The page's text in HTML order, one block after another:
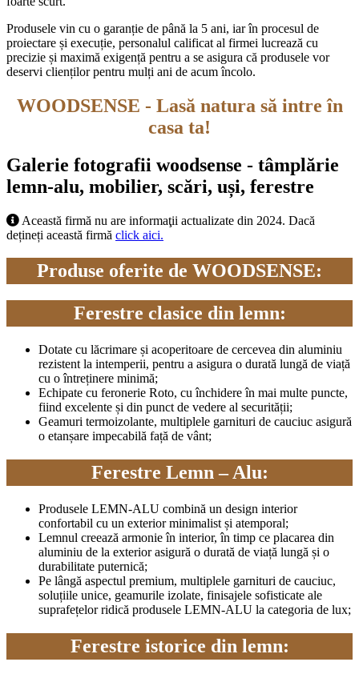
Produsele vin cu o garanție de până la 5 ani, iar în procesul de
proiectare și execuție, personalul calificat al firmei lucrează cu
precizie și maximă exigență pentru a se asigura că produsele vor
deservi clienților pentru mulți ani de acum încolo.
WOODSENSE - Lasă natura să intre în
casa ta!
Galerie fotografii woodsense - tâmplărie
lemn-alu, mobilier, scări, uși, ferestre
Această firmă nu are informaţii actualizate din 2024. Dacă
dețineți această firmă click aici.
Produse oferite de WOODSENSE:
Ferestre clasice din lemn:
Dotate cu lăcrimare și acoperitoare de cercevea din aluminiu
rezistent la intemperii, pentru a asigura o durată lungă de viață
cu o întreținere minimă;
Echipate cu feronerie Roto, cu închidere în mai multe puncte,
fiind excelente și din punct de vedere al securității;
Geamuri termoizolante, multiplele garnituri de cauciuc asigură
o etanșare impecabilă față de vânt;
Ferestre Lemn – Alu:
Produsele LEMN-ALU combină un design interior
confortabil cu un exterior minimalist și atemporal;
Lemnul creează armonie în interior, în timp ce placarea din
aluminiu de la exterior asigură o durată de viață lungă și o
durabilitate puternică;
Pe lângă aspectul premium, multiplele garnituri de cauciuc,
soluțiile unice, geamurile izolate, finisajele sofisticate ale
suprafețelor ridică produsele LEMN-ALU la categoria de lux;
Ferestre istorice din lemn: